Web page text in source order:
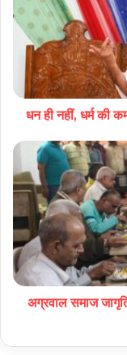
धन ही नहीं, धर्म की
अग्रवाल समाज